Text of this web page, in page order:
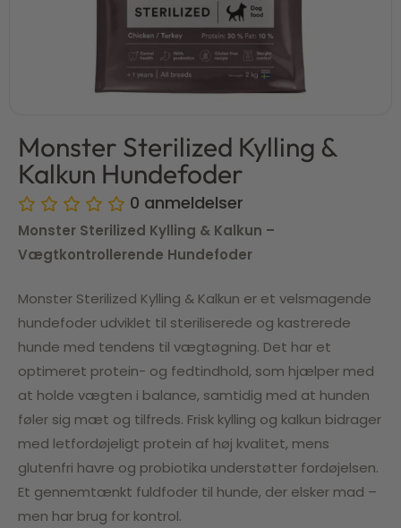
Monster Sterilized Kylling &
Kalkun Hundefoder
0 anmeldelser
Monster Sterilized Kylling & Kalkun –
Vægtkontrollerende Hundefoder
Monster Sterilized Kylling & Kalkun er et velsmagende
hundefoder udviklet til steriliserede og kastrerede
hunde med tendens til vægtøgning. Det har et
optimeret protein- og fedtindhold, som hjælper med
at holde vægten i balance, samtidig med at hunden
føler sig mæt og tilfreds. Frisk kylling og kalkun bidrager
med letfordøjeligt protein af høj kvalitet, mens
glutenfri havre og probiotika understøtter fordøjelsen.
Et gennemtænkt fuldfoder til hunde, der elsker mad –
men har brug for kontrol.